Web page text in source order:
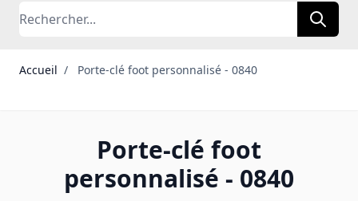
Rechercher
Accueil / Porte-clé foot personnalisé - 0840
Porte-clé foot
personnalisé - 0840